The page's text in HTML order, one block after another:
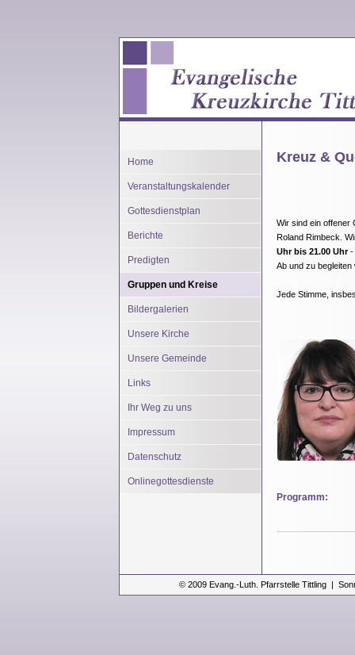
Home
Veranstaltungskalender
Gottesdienstplan
Berichte
Predigten
Gruppen und Kreise
Bildergalerien
Unsere Kirche
Unsere Gemeinde
Links
Ihr Weg zu uns
Impressum
Datenschutz
Onlinegottesdienste
Kreuz &
Wir sind ein offener
Roland Rimbeck.
Uhr bis 21.00 Uhr-
Ab und zu
Jede Stimme,
Programm:
© 2009 Evang.-Luth. Pfarrstelle Tittling |